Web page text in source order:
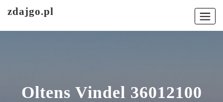
zdajgo.pl
Oltens Vindel 36012100